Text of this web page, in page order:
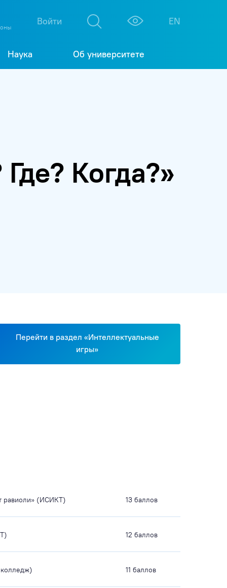
Войти EN
Наука Об университете
Когда?»
Перейти в раздел «Интеллектуальные
игры»
равиоли» (ИСИКТ) 13 баллов
12 баллов
11 баллов